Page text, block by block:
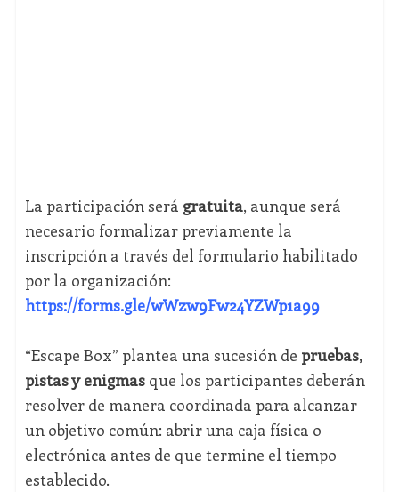
La participación será gratuita, aunque será
necesario formalizar previamente la
inscripción a través del formulario habilitado
por la organización:
https://forms.gle/wWzw9Fw24YZWp1a99
“Escape Box” plantea una sucesión de pruebas,
pistas y enigmasque los participantes deberán
resolver de manera coordinada para alcanzar
un objetivo común: abrir una caja física o
electrónica antes de que termine el tiempo
establecido.